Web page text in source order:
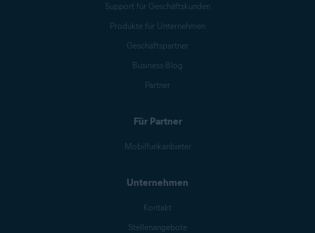
Support für Geschäftskunden
Produkte für Unternehmen
Geschäftspartner
Business-Blog
Partner
Für Partner
Mobilfunkanbieter
Unternehmen
Kontakt
Stellenangebote